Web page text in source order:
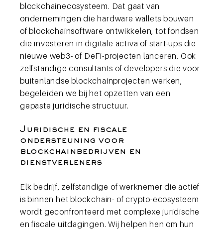
blockchainecosysteem. Dat gaat van
ondernemingen die hardware wallets bouwen
of blockchainsoftware ontwikkelen, tot fondsen
die investeren in digitale activa of start-ups die
nieuwe web3- of DeFi-projecten lanceren. Ook
zelfstandige consultants of developers die voor
buitenlandse blockchainprojecten werken,
begeleiden we bij het opzetten van een
gepaste juridische structuur.
Juridische en fiscale
ondersteuning voor
blockchainbedrijven en
dienstverleners
Elk bedrijf, zelfstandige of werknemer die actief
is binnen het blockchain- of crypto-ecosysteem
wordt geconfronteerd met complexe juridische
en fiscale uitdagingen. Wij helpen hen om hun